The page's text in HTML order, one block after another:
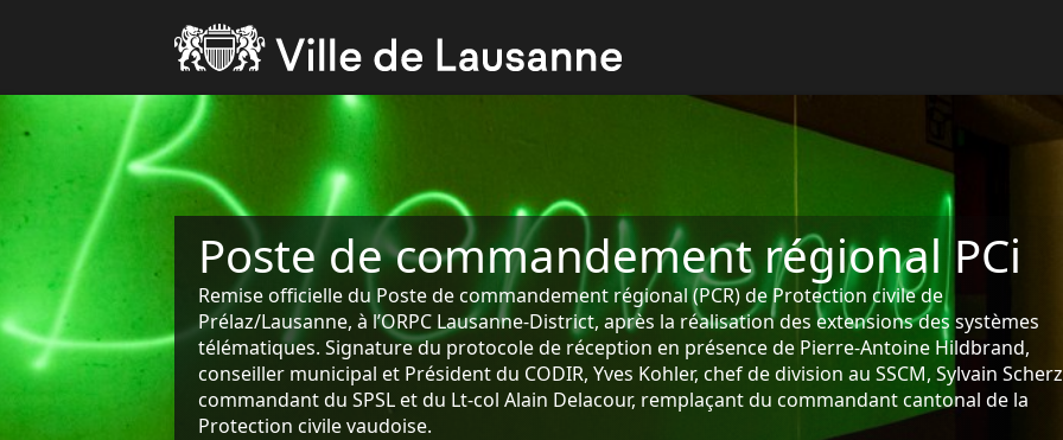
Poste de commandement régional PCi
Remise officielle du Poste de commandement régional (PCR) de Protection civile de
Prélaz/Lausanne, à l’ORPC Lausanne-District, après la réalisation des extensions des systèmes
télématiques. Signature du protocole de réception en présence de Pierre-Antoine Hildbrand,
conseiller municipal et Président du CODIR, Yves Kohler, chef de division au SSCM, Sylvain
commandant du SPSL et du Lt-col Alain Delacour, remplaçant du commandant cantonal de la
Protection civile vaudoise.